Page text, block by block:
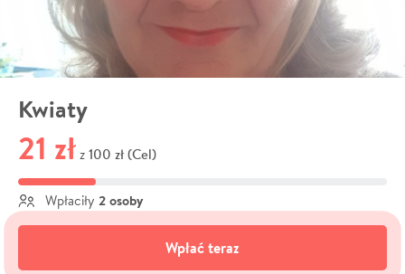
Kwiaty
21 zł z 100 zł (Cel)
Wpłaciły 2 osoby
Wpłać teraz